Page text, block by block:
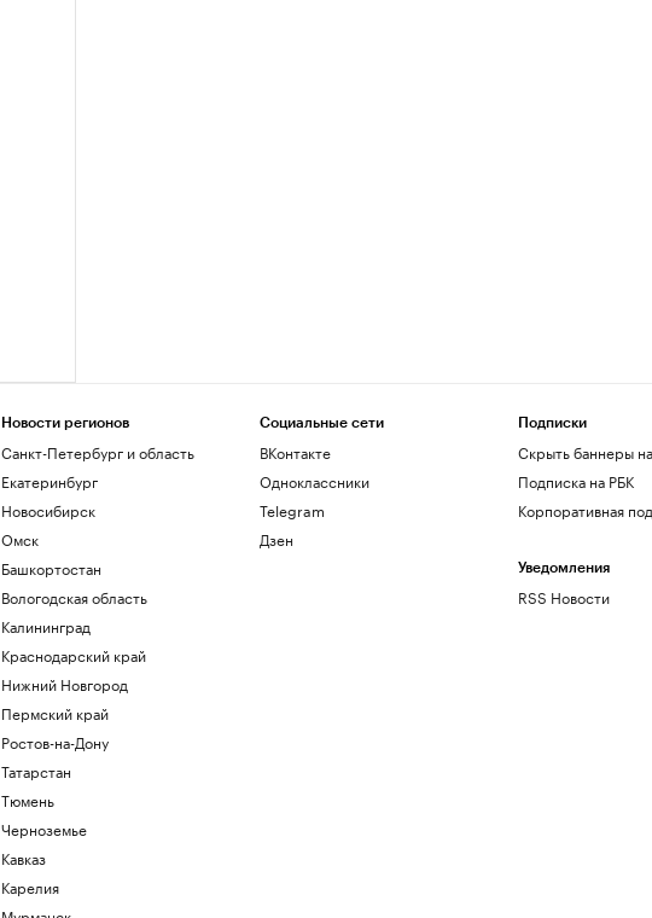
Новости регионов
Санкт-Петербург и область
Екатеринбург
Новосибирск
Омск
Башкортостан
Вологодская область
Калининград
Краснодарский край
Нижний Новгород
Пермский край
Ростов-на-Дону
Татарстан
Тюмень
Черноземье
Кавказ
Карелия
Социальные сети
ВКонтакте
Одноклассники
Telegram
Дзен
Подписки
Скрыть баннеры
Подписка на РБК
Корпоративная
Уведомления
RSS Новости